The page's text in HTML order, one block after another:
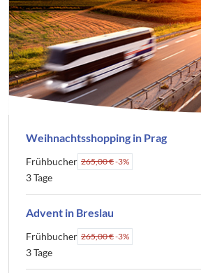
Weihnachtsshopping in Prag
Frühbucher 265,00 €-3%
3 Tage
Advent in Breslau
Frühbucher 265,00 €-3%
3 Tage